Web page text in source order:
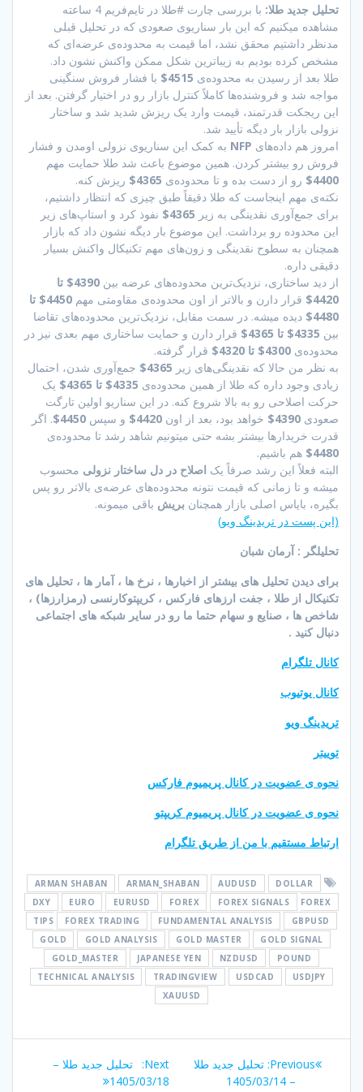
تحلیل جدید طلا:
با بررسی چارت #طلا در تایم‌فریم 4 ساعته
مشاهده میکنیم که این بار سناریوی صعودی که در تحلیل قبلی
مدنظر داشتیم محقق نشد، اما قیمت به محدوده‌ی عرضه‌ای که
مشخص کرده بودیم به زیباترین شکل ممکن واکنش نشون داد.
طلا بعد از رسیدن به محدوده‌ی 4515$
با فشار فروش سنگینی
مواجه شد و فروشنده‌ها کاملاً کنترل بازار رو در اختیار گرفتن. بعد از
این ریجکت قدرتمند، قیمت وارد یک ریزش شدید شد و ساختار
نزولی بازار بار دیگه تأیید شد.
امروز هم داده‌های NFP به کمک این سناریوی نزولی اومدن و فشار
فروش رو بیشتر کردن. همین موضوع باعث شد طلا حمایت مهم
4400$
رو از دست بده و تا محدوده‌ی 4365$
ریزش کنه.
نکته‌ی مهم اینجاست که طلا دقیقاً طبق چیزی که انتظار داشتیم،
برای جمع‌آوری نقدینگی به زیر 4365$
نفوذ کرد و استاپ‌های زیر
این محدوده رو برداشت. این موضوع بار دیگه نشون داد که بازار
همچنان به سطوح نقدینگی و زون‌های مهم تکنیکال واکنش بسیار
دقیقی داره.
از دید ساختاری، نزدیک‌ترین محدوده‌های عرضه بین
4390$ تا
4420$
قرار دارن و بالاتر از اون محدوده‌ی مقاومتی مهم
4450$ تا
4480$
دیده میشه. در سمت مقابل، نزدیک‌ترین محدوده‌های تقاضا
بین 4335$ تا 4365$
قرار دارن و حمایت ساختاری مهم بعدی نیز در
محدوده‌ی 4300$ تا 4320$
قرار گرفته.
به نظر من حالا که نقدینگی‌های زیر 4365$
جمع‌آوری شدن، احتمال
زیادی وجود داره که طلا از همین محدوده‌ی 4335$ تا 4365$
یک
حرکت اصلاحی رو به بالا شروع کنه. در این سناریو اولین تارگت
صعودی 4390$ خواهد بود، بعد از اون 4420$ و سپس 4450$ . اگر
قدرت خریدارها بیشتر بشه حتی میتونیم شاهد رشد تا محدوده‌ی
4480$
هم باشیم.
البته فعلاً این رشد صرفاً یک اصلاح در دل ساختار نزولی محسوب
میشه و تا زمانی که قیمت نتونه محدوده‌های عرضه‌ی بالاتر رو پس
بگیره، بایاس اصلی بازار همچنان بریش باقی میمونه.
(این پست در تریدینگ ویو)
تحلیلگر : آرمان شبان
برای دیدن تحلیل های بیشتر از اخبارها ، نرخ ها ، آمار ها ، تحلیل های
تکنیکال از طلا ، جفت ارزهای فارکس ، کریپتوکارنسی (رمزارزها) ،
شاخص ها ، صنایع و سهام حتما ما رو در سایر شبکه های اجتماعی
دنبال کنید .
کانال تلگرام
کانال یوتیوب
تریدینگ ویو
توییتر
نحوه ی عضویت در کانال پریمیوم فارکس
نحوه ی عضویت در کانال پریمیوم کریپتو
ارتباط مستقیم با من از طریق تلگرام
ARMAN SHABAN ARMAN_SHABAN AUDUSD
DOLLAR
DXY
EURO EURUSD FOREX FOREX SIGNALS
FOREX
TIPS
FOREX TRADING FUNDAMENTAL ANALYSIS
GBPUSD
GOLD
GOLD ANALYSIS GOLD MASTER
GOLD SIGNAL
GOLD_MASTER
JAPANESE YEN NZDUSD
POUND
TECHNICAL ANALYSIS
TRADINGVIEW USDCAD
USDJPY
XAUUSD
راهبری
Previous:
Previous
post:
تحلیل جدید طلا
– 1405/03/14
Next:
Next
post:
تحلیل جدید طلا –
1405/03/18